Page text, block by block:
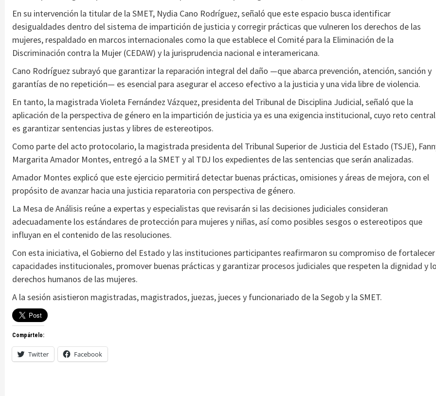
En su intervención la titular de la SMET, Nydia Cano Rodríguez, señaló que este espacio busca identificar
desigualdades dentro del sistema de impartición de justicia y corregir prácticas que vulneren los derechos de las
mujeres, respaldado en marcos internacionales como la que establece el Comité para la Eliminación de la
Discriminación contra la Mujer (CEDAW) y la jurisprudencia nacional e interamericana.
Cano Rodríguez subrayó que garantizar la reparación integral del daño —que abarca prevención, atención, sanción y
garantías de no repetición— es esencial para asegurar el acceso efectivo a la justicia y una vida libre de violencia.
En tanto, la magistrada Violeta Fernández Vázquez, presidenta del Tribunal de Disciplina Judicial, señaló que la
aplicación de la perspectiva de género en la impartición de justicia ya es una exigencia institucional, cuyo reto central
es garantizar sentencias justas y libres de estereotipos.
Como parte del acto protocolario, la magistrada presidenta del Tribunal Superior de Justicia del Estado (TSJE),
Margarita Amador Montes, entregó a la SMET y al TDJ los expedientes de las sentencias que serán analizadas.
Amador Montes explicó que este ejercicio permitirá detectar buenas prácticas, omisiones y áreas de mejora, con el
propósito de avanzar hacia una justicia reparatoria con perspectiva de género.
La Mesa de Análisis reúne a expertas y especialistas que revisarán si las decisiones judiciales consideran
adecuadamente los estándares de protección para mujeres y niñas, así como posibles sesgos o estereotipos que
influyan en el contenido de las resoluciones.
Con esta iniciativa, el Gobierno del Estado y las instituciones participantes reafirmaron su compromiso de fortalecer
capacidades institucionales, promover buenas prácticas y garantizar procesos judiciales que respeten la dignidad y
derechos humanos de las mujeres.
A la sesión asistieron magistradas, magistrados, juezas, jueces y funcionariado de la Segob y la SMET.
Compártelo:
Twitter Facebook